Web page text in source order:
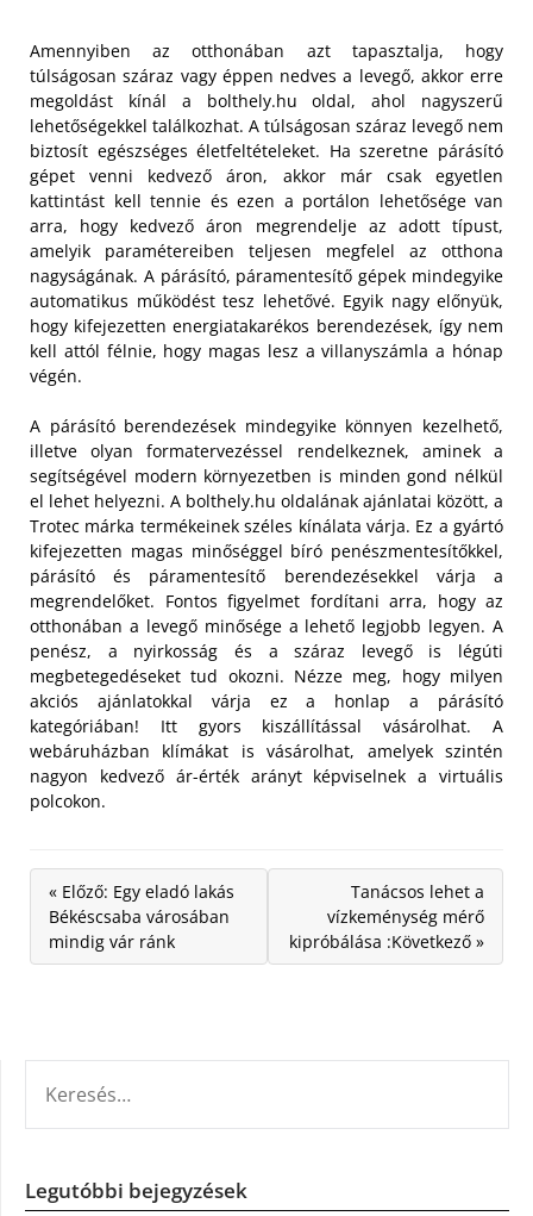
Amennyiben az otthonában azt tapasztalja, hogy
túlságosan száraz vagy éppen nedves a levegő, akkor erre
megoldást kínál a bolthely.hu oldal, ahol nagyszerű
lehetőségekkel találkozhat. A túlságosan száraz levegő nem
biztosít egészséges életfeltételeket. Ha szeretne párásító
gépet venni kedvező áron, akkor már csak egyetlen
kattintást kell tennie és ezen a portálon lehetősége van
arra, hogy kedvező áron megrendelje az adott típust,
amelyik paramétereiben teljesen megfelel az otthona
nagyságának. A párásító, páramentesítő gépek mindegyike
automatikus működést tesz lehetővé. Egyik nagy előnyük,
hogy kifejezetten energiatakarékos berendezések, így nem
kell attól félnie, hogy magas lesz a villanyszámla a hónap
végén.
A párásító berendezések mindegyike könnyen kezelhető,
illetve olyan formatervezéssel rendelkeznek, aminek a
segítségével modern környezetben is minden gond nélkül
el lehet helyezni. A bolthely.hu oldalának ajánlatai között, a
Trotec márka termékeinek széles kínálata várja. Ez a gyártó
kifejezetten magas minőséggel bíró penészmentesítőkkel,
párásító és páramentesítő berendezésekkel várja a
megrendelőket. Fontos figyelmet fordítani arra, hogy az
otthonában a levegő minősége a lehető legjobb legyen. A
penész, a nyirkosság és a száraz levegő is légúti
megbetegedéseket tud okozni. Nézze meg, hogy milyen
akciós ajánlatokkal várja ez a honlap a párásító
kategóriában! Itt gyors kiszállítással vásárolhat. A
webáruházban klímákat is vásárolhat, amelyek szintén
nagyon kedvező ár-érték arányt képviselnek a virtuális
polcokon.
« Előző: Egy eladó lakás
Békéscsaba városában
mindig vár ránk
Tanácsos lehet a
vízkeménység mérő
kipróbálása :Következő »
Legutóbbi bejegyzések